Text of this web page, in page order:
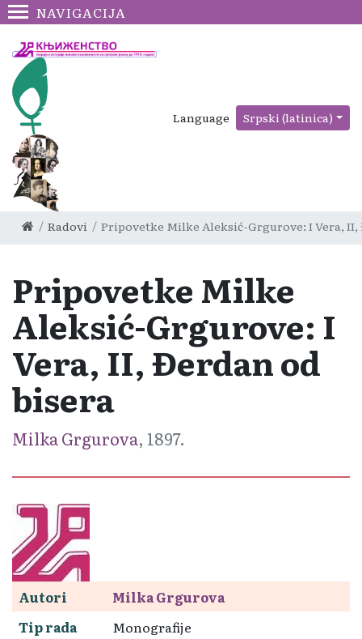
NAVIGACIJA
Language Srpski (latinica)
Radovi Pripovetke Milke Aleksić-Grgurove: I Vera,
Pripovetke Milke
Aleksić-Grgurove: I
Vera, II, Đerdan od
bisera
Milka Grgurova, 1897.
Autori
Milka Grgurova
Tip rada
Monografije